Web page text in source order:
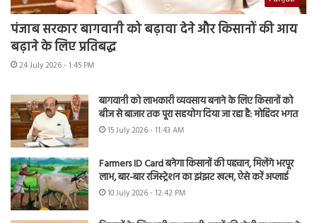
पंजाब सरकार बागवानी को बढ़ावा देने और किसानों की आय
बढ़ाने के लिए प्रतिबद्ध
24 July 2026 - 1:45 PM
बागवानी को लाभकारी व्यवसाय बनाने के लिए किसानों को
बीज से बाजार तक पूरा सहयोग दिया जा रहा है: मोहिंदर भगत
15 July 2026 - 11:43 AM
Farmers ID Card बनेगा किसानों की पहचान, मिलेंगे भरपूर
लाभ, बार-बार रजिस्ट्रेशन का झंझट खत्म, ऐसे करें अप्लाई
10 July 2026 - 12:42 PM